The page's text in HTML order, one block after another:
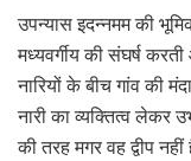
उपन्यास इदन्नमम की
मध्यवर्गीय की संघर्ष
नारियों के बीच गांव की
नारी का व्यक्तित्व लेकर
की तरह मगर वह द्वीप